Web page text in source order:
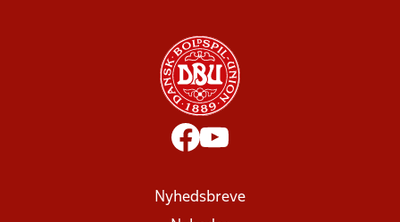
Nyhedsbreve